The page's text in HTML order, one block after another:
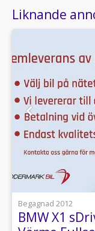
Liknande
Begagnad 2012
BMW X1